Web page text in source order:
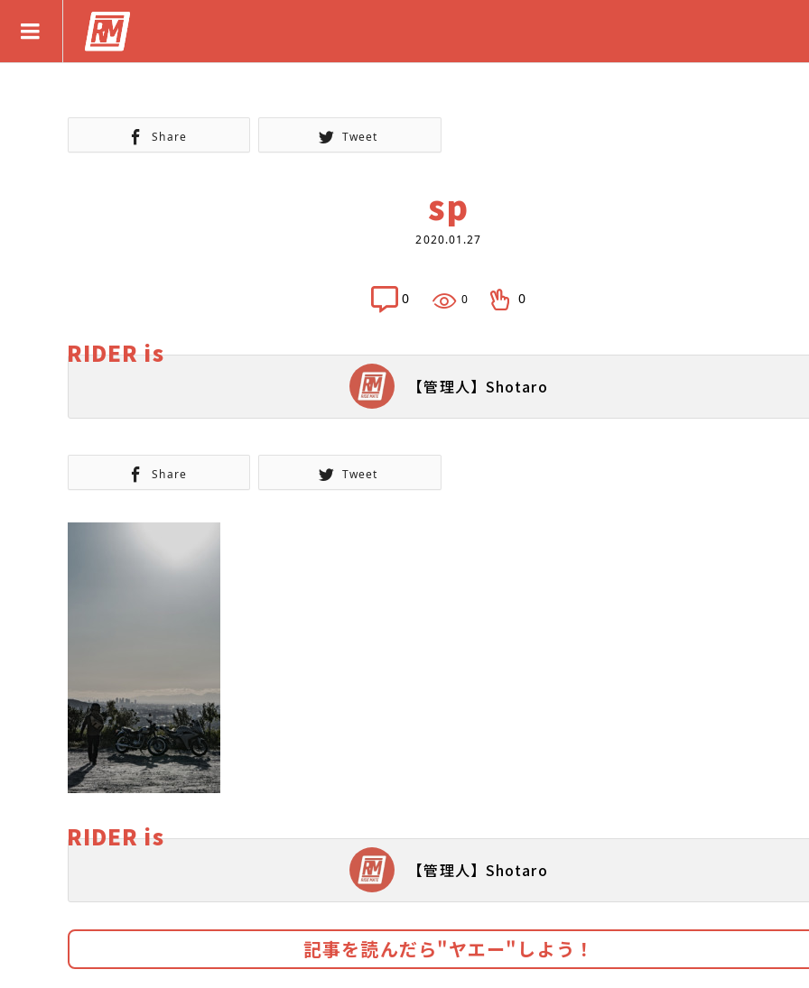
Share Tweet
sp
2020.01.27
0 0 0
RIDER is
【管理人】Shotaro
Share Tweet
RIDER is
【管理人】Shotaro
記事を読んだら"ヤエー"しよう！